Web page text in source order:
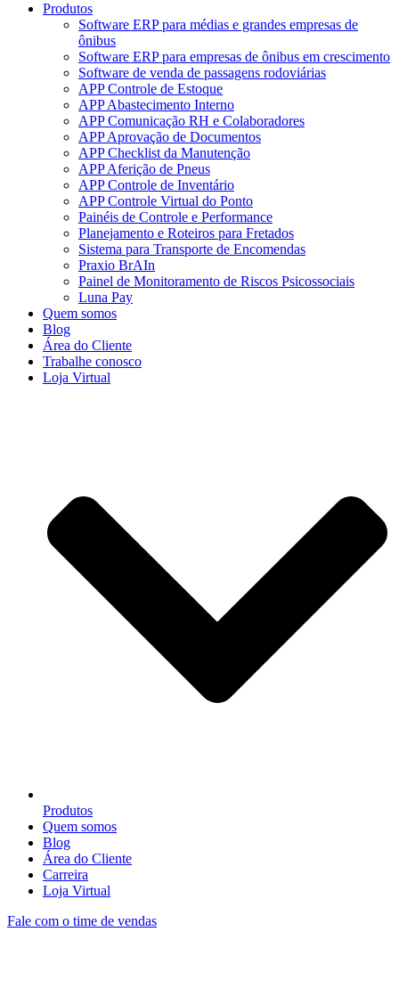
Produtos
Software ERP para médias e grandes empresas de
ônibus
Software ERP para empresas de ônibus em crescimento
Software de venda de passagens rodoviárias
APP Controle de Estoque
APP Abastecimento Interno
APP Comunicação RH e Colaboradores
APP Aprovação de Documentos
APP Checklist da Manutenção
APP Aferição de Pneus
APP Controle de Inventário
APP Controle Virtual do Ponto
Painéis de Controle e Performance
Planejamento e Roteiros para Fretados
Sistema para Transporte de Encomendas
Praxio BrAIn
Painel de Monitoramento de Riscos Psicossociais
Luna Pay
Quem somos
Blog
Área do Cliente
Trabalhe conosco
Loja Virtual
Produtos
Quem somos
Blog
Área do Cliente
Carreira
Loja Virtual
Fale com o time de vendas